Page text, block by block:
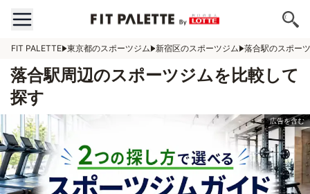
FIT PALETTE 東京都のスポーツジム 新宿区のスポーツジム 落合駅のスポー
落合駅周辺のスポーツジムを比較して
探す